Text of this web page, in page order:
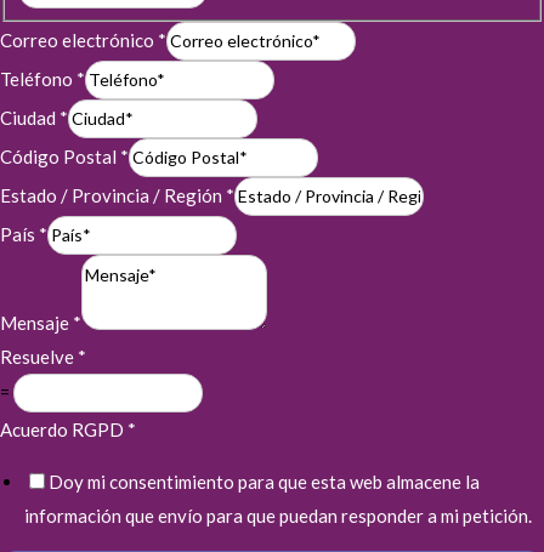
Correo electrónico *
Teléfono *
Ciudad *
Código Postal *
Estado / Provincia / Región *
País *
Mensaje *
Resuelve *
=
Acuerdo RGPD *
Doy mi consentimiento para que esta web almacene la
información que envío para que puedan responder a mi petición.